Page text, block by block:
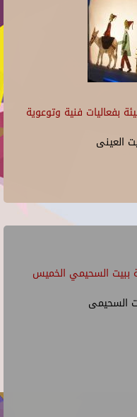
بفعاليات فنية وتوعوية
العينى
ببيت السحيمي الخميس
السحيمى